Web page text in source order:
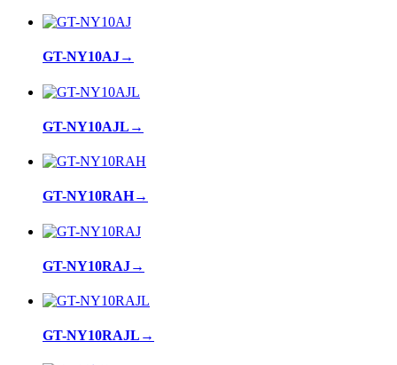
GT-NY10AJ→
GT-NY10AJL →
GT-NY10RAH→
GT-NY10RAJ→
GT-NY10RAJL →